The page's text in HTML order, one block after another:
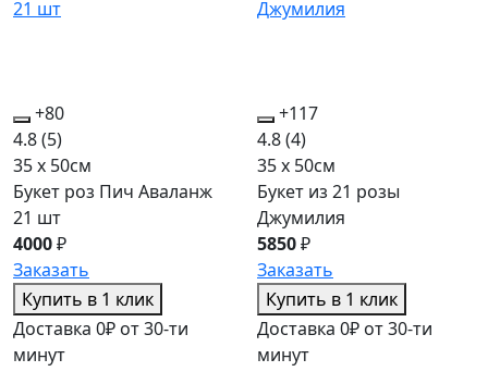
+80
4.8(5)
35 x 50см
Букет роз Пич Аваланж
21 шт
4000₽
Заказать
Купить в 1 клик
Доставка 0₽ от 30-ти
минут
+117
4.8(4)
35 x 50см
Букет из 21 розы
Джумилия
5850₽
Заказать
Купить в 1 клик
Доставка 0₽ от 30-ти
минут